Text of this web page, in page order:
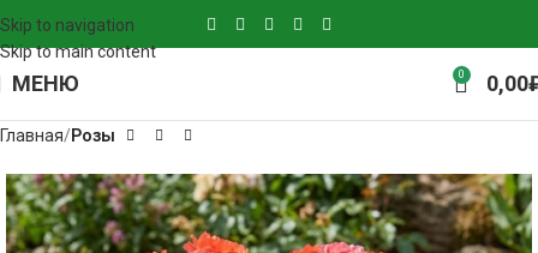
Skip to navigation
Skip to main content
МЕНЮ 0 0,00
Главная Розы